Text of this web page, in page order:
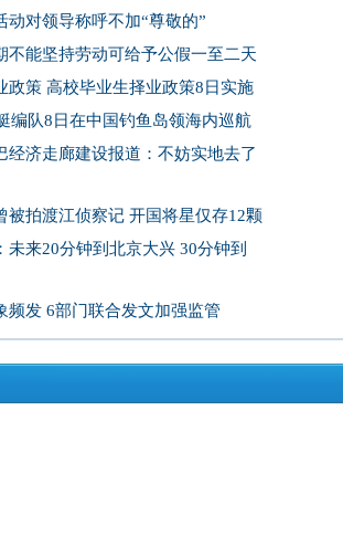
动对领导称呼不加“尊敬的”
不能坚持劳动可给予公假一至二天
政策 高校毕业生择业政策8日实施
编队8日在中国钓鱼岛领海内巡航
经济走廊建设报道：不妨实地去了
被拍渡江侦察记 开国将星仅存12颗
未来20分钟到北京大兴 30分钟到
频发 6部门联合发文加强监管